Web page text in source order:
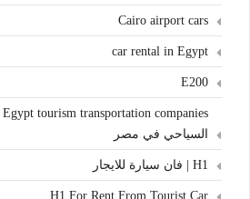
Cairo airport cars
car rental in Egypt
E200
السياحي في مصر
H1 | فان سيارة للايجار
H1 For Rent From Tourist Car